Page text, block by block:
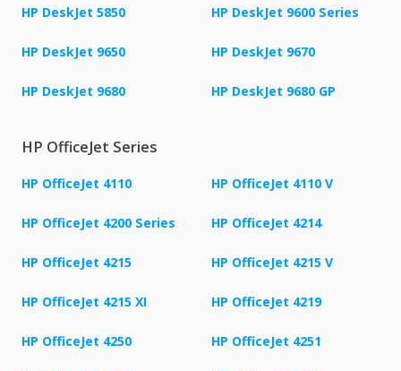
HP DeskJet 5850 HP DeskJet 9600 Series
HP DeskJet 9650 HP DeskJet 9670
HP DeskJet 9680 HP DeskJet 9680 GP
HP OfficeJet Series
HP OfficeJet 4110 HP OfficeJet 4110 V
HP OfficeJet 4200 Series HP OfficeJet 4214
HP OfficeJet 4215 HP OfficeJet 4215 V
HP OfficeJet 4215 XI HP OfficeJet 4219
HP OfficeJet 4250 HP OfficeJet 4251